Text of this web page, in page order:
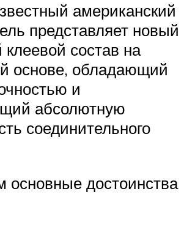
американский
представляет новый
состав на
основе, обладающий
и
абсолютную
соединительного
основные достоинства